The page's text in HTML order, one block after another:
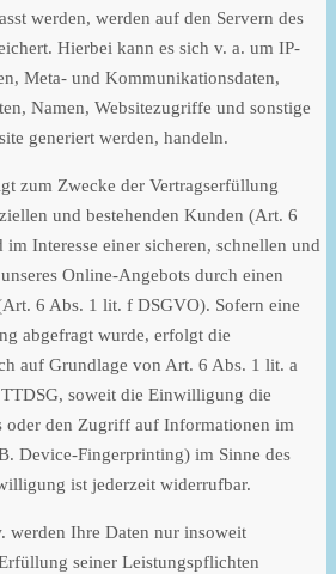
werden, werden auf den Servern des
Hierbei kann es sich v. a. um IP-
Meta- und Kommunikationsdaten,
Namen, Websitezugriffe und sonstige
generiert werden, handeln.
zum Zwecke der Vertragserfüllung
und bestehenden Kunden (Art. 6
Interesse einer sicheren, schnellen und
Online-Angebots durch einen
6 Abs. 1 lit. f DSGVO). Sofern eine
abgefragt wurde, erfolgt die
auf Grundlage von Art. 6 Abs. 1 lit. a
soweit die Einwilligung die
oder den Zugriff auf Informationen im
Device-Fingerprinting) im Sinne des
ist jederzeit widerrufbar.
werden Ihre Daten nur insoweit
seiner Leistungspflichten